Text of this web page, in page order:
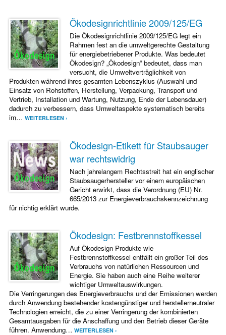
Ökodesignrichtlinie 2009/125/EG
Die Ökodesignrichtlinie 2009/125/EG legt ein
Rahmen fest an die umweltgerechte Gestaltung
für energiebetriebener Produkte. Was bedeutet
Ökodesign? „Ökodesign“ bedeutet, dass man
versucht, die Umweltverträglichkeit von
Produkten während ihres gesamten Lebenszyklus (Auswahl und
Einsatz von Rohstoffen, Herstellung, Verpackung, Transport und
Vertrieb, Installation und Wartung, Nutzung, Ende der Lebensdauer)
dadurch zu verbessern, dass Umweltaspekte systematisch bereits
im… WEITERLESEN ›
Ökodesign-Etikett für Staubsauger
war rechtswidrig
Nach jahrelangem Rechtsstreit hat ein englischer
Staubsaugerhersteller vor einem europäischen
Gericht erwirkt, dass die Verordnung (EU) Nr.
665/2013 zur Energieverbrauchskennzeichnung
für nichtig erklärt wurde.
Ökodesign: Festbrennstoffkessel
Auf Ökodesign Produkte wie
Festbrennstoffkessel entfällt ein großer Teil des
Verbrauchs von natürlichen Ressourcen und
Energie. Sie haben auch eine Reihe weiterer
wichtiger Umweltauswirkungen.
Die Verringerungen des Energieverbrauchs und der Emissionen werden
durch Anwendung bestehender kostengünstiger und her­stellerneutraler
Technologien erreicht, die zu ei­ner Verringerung der kombinierten
Gesamtausgaben für die Anschaffung und den Betrieb dieser Geräte
führen. Anwendung… WEITERLESEN ›